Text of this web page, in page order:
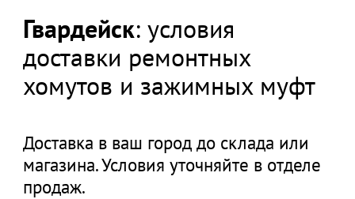
Гвардейск: условия
доставки ремонтных
хомутов и зажимных муфт
Доставка в ваш город до склада или
магазина. Условия уточняйте в отделе
продаж.